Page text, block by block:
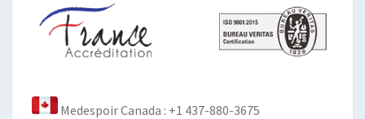
Medespoir Canada : +1 437-880-3675